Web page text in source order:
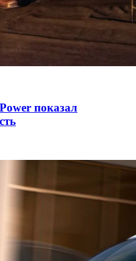
показал